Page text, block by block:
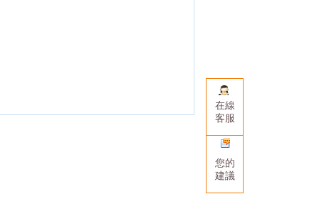
在線
客服
您的
建議